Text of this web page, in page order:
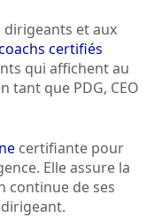
et aux
certifiés
qui affichent au
tant que PDG, CEO
certifiante pour
Elle assure la
continue de ses